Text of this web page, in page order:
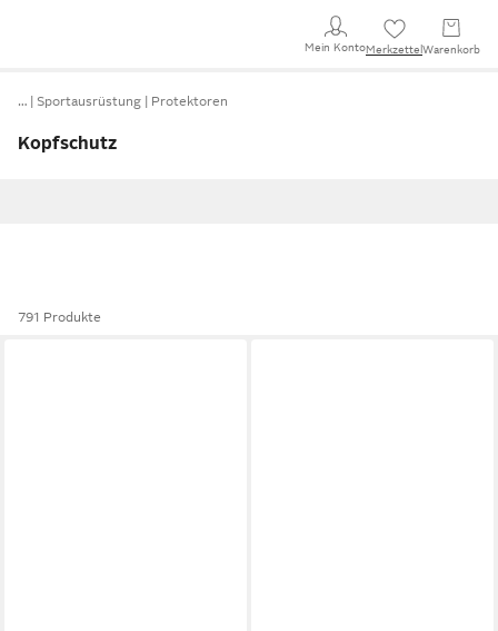
Mein KontoMerkzettel Warenkorb
… Sportausrüstung Protektoren
Kopfschutz
791 Produkte